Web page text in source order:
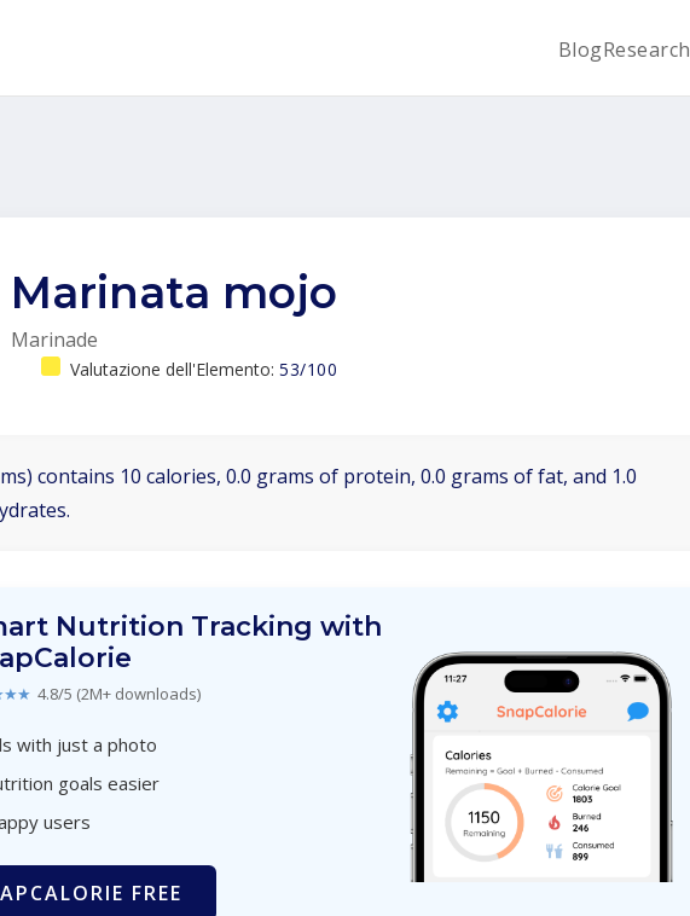
BlogResearch
Marinata mojo
Marinade
Valutazione dell'Elemento: 53/100
contains 10 calories, 0.0 grams of protein, 0.0 grams of fat, and 1.0
Nutrition Tracking with
4.8/5 (2M+ downloads)
with just a photo
goals easier
users
FREE